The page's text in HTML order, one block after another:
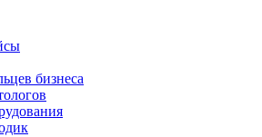
рассрочка
обучение
доставка
поддержка клиентов
обслуживание